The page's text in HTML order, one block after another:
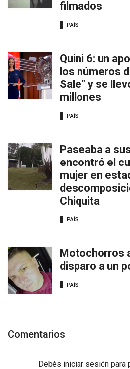
filmados
PAÍS
Quini 6: un
los números
Sale" y se
millones
PAÍS
Paseaba a
encontró el
mujer en
Chiquita
PAÍS
Motochorros
disparo a un
PAÍS
Comentarios
Debés iniciar sesión para